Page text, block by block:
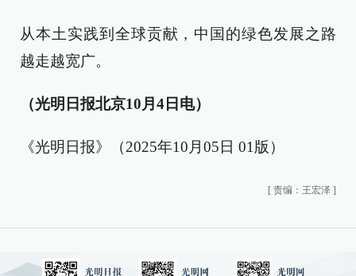
从本土实践到全球贡献，中国的绿色发展之路
越走越宽广。
（光明日报北京10月4日电）
《光明日报》（2025年10月05日 01版）
[ 责编：王宏泽 ]